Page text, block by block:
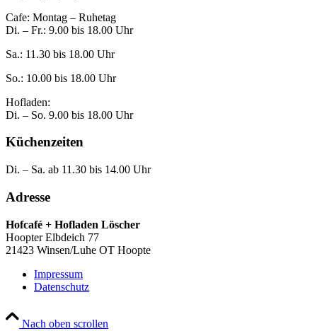
Cafe: Montag – Ruhetag
Di. – Fr.: 9.00 bis 18.00 Uhr
Sa.: 11.30 bis 18.00 Uhr
So.: 10.00 bis 18.00 Uhr
Hofladen:
Di. – So. 9.00 bis 18.00 Uhr
Küchenzeiten
Di. – Sa. ab 11.30 bis 14.00 Uhr
Adresse
Hofcafé + Hofladen Löscher
Hoopter Elbdeich 77
21423 Winsen/Luhe OT Hoopte
Impressum
Datenschutz
Nach oben scrollen